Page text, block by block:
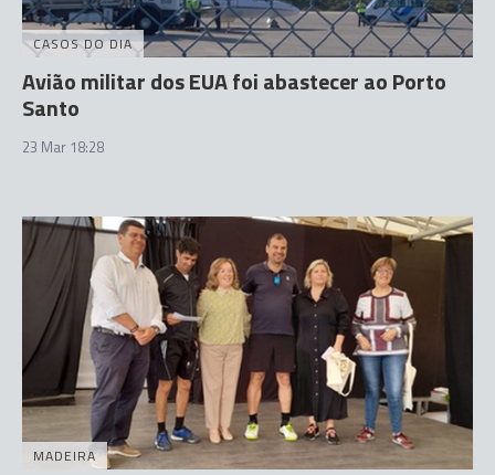
CASOS DO DIA
Avião militar dos EUA foi abastecer ao Porto
Santo
23 Mar 18:28
MADEIRA